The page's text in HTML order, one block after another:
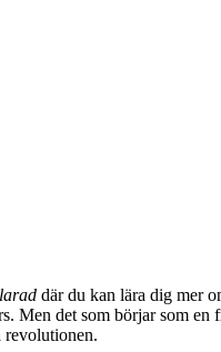
där du kan lära dig mer
Men det som börjar som
revolutionen.